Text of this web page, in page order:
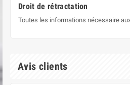
Droit de rétractation
Toutes les informations nécessaire
Avis clients